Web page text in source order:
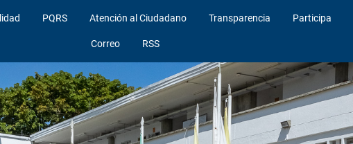
PQRS Atención al Ciudadano Transparencia Participa
Correo RSS